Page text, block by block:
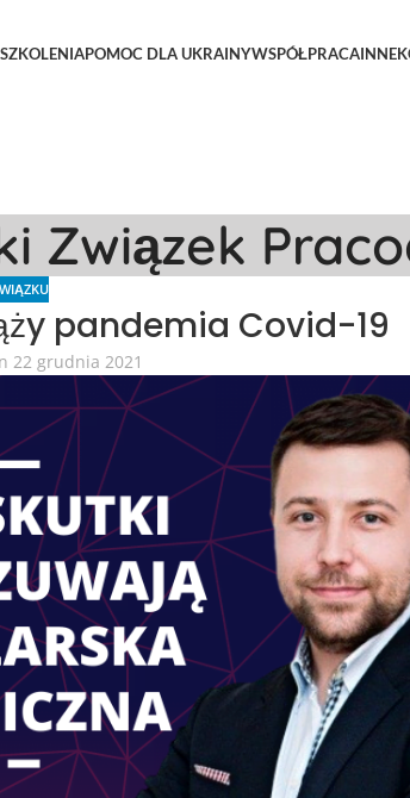
SZKOLENIAPOMOC DLA UKRAINYWSPÓŁPRACAINNE
Związek
pandemia Covid-19
22 grudnia 2021